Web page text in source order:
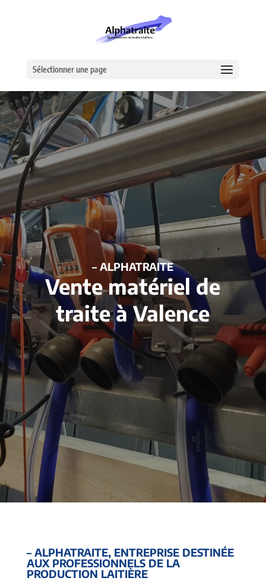
Sélectionner une page
– ALPHATRAITE
Vente matériel de
traite à Valence
– ALPHATRAITE, ENTREPRISE DESTINÉE
AUX PROFESSIONNELS DE LA
PRODUCTION LAITIÈRE